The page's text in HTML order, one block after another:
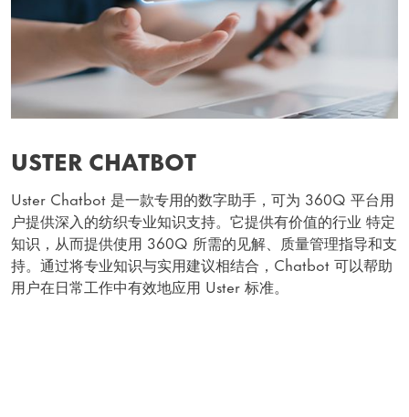
USTER CHATBOT
Uster Chatbot 是一款专用的数字助手，可为 360Q 平台用
户提供深入的纺织专业知识支持。它提供有价值的行业 特定
知识，从而提供使用 360Q 所需的见解、质量管理指导和支
持。通过将专业知识与实用建议相结合，Chatbot 可以帮助
用户在日常工作中有效地应用 Uster 标准。